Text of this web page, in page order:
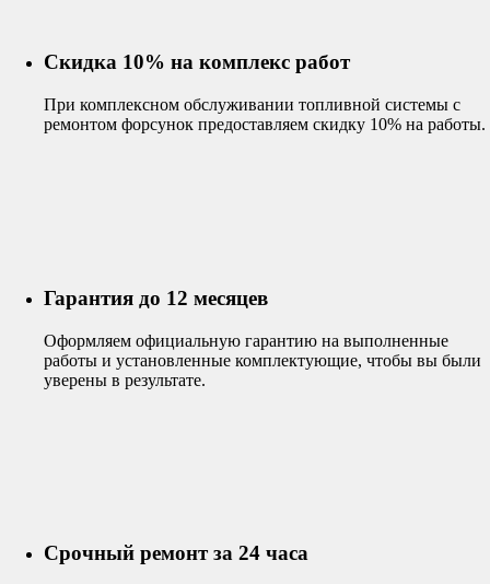
Скидка 10% на комплекс работ
При комплексном обслуживании топливной системы с
ремонтом форсунок предоставляем скидку 10% на работы.
Гарантия до 12 месяцев
Оформляем официальную гарантию на выполненные
работы и установленные комплектующие, чтобы вы были
уверены в результате.
Срочный ремонт за 24 часа